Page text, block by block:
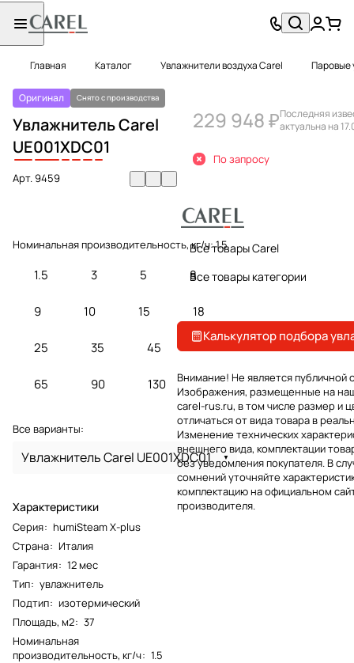
Главная Каталог Увлажнители воздуха Carel Паровые
Оригинал Снято с производства
Увлажнитель Carel
UE001XDC01
Арт.9459
Номинальная производительность, кг/ч:1.5
1.5 3 5 8
9 10 15 18
25 35 45
65 90 130
Все варианты:
Увлажнитель Carel UE001XDC01
Характеристики
Серия: humiSteam X-plus
Страна: Италия
Гарантия: 12 мес
Тип: увлажнитель
Подтип: изотермический
Площадь, м2: 37
Номинальная
производительность, кг/ч: 1.5
229 948 ₽Последняя
актуальна на
По запросу
Все товары Carel
Все товары категории
Калькулятор подбора
Внимание! Не является публичной
Изображения, размещенные на
carel-rus.ru, в том числе размер и
отличаться от вида товара в
Изменение технических
внешнего вида, комплектации
без уведомления покупателя. В
сомнений уточняйте
комплектацию на официальном
производителя.